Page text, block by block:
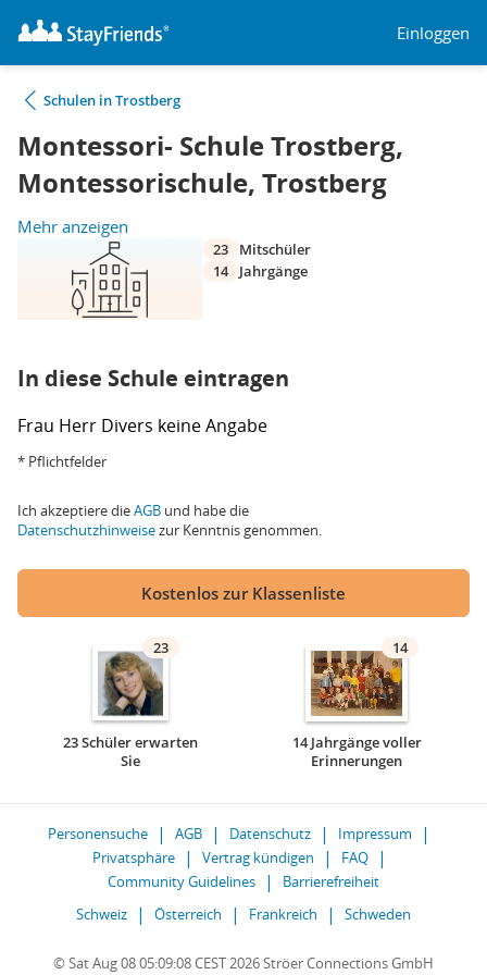
Einloggen
Schulen in Trostberg
Montessori- Schule Trostberg,
Montessorischule, Trostberg
Mehr anzeigen
23
Mitschüler
14
Jahrgänge
In diese Schule eintragen
Frau Herr Divers keine Angabe
* Pflichtfelder
Ich akzeptiere dieAGB und habe die
Datenschutzhinweisezur Kenntnis genommen.
Kostenlos zur Klassenliste
23
23 Schüler erwarten
Sie
14
14 Jahrgänge voller
Erinnerungen
Personensuche AGB Datenschutz
Impressum
Privatsphäre
Vertrag kündigen
FAQ
Community Guidelines
Barrierefreiheit
Schweiz
Österreich Frankreich Schweden
© Sat Aug 08 05:09:08 CEST 2026 Ströer Connections GmbH